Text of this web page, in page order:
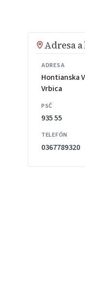
Adresa
ADRESA
Hontianska
Vrbica
PSČ
935 55
TELEFÓN
0367789320